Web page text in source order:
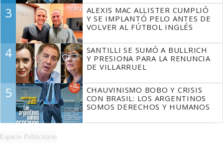
3
ALEXIS MAC ALLISTER CUMPLIÓ
Y SE IMPLANTÓ PELO ANTES DE
VOLVER AL FÚTBOL INGLÉS
4
SANTILLI SE SUMÓ A BULLRICH
Y PRESIONA PARA LA RENUNCIA
DE VILLARRUEL
5
CHAUVINISMO BOBO Y CRISIS
CON BRASIL: LOS ARGENTINOS
SOMOS DERECHOS Y HUMANOS
Espacio Publicitario